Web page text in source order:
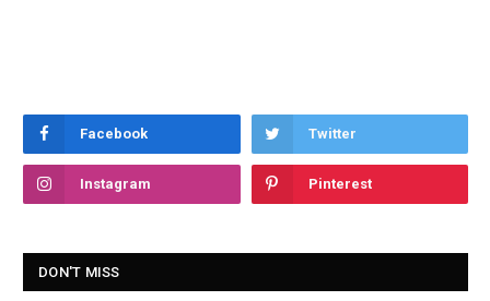
Facebook Twitter
Instagram Pinterest
DON'T MISS